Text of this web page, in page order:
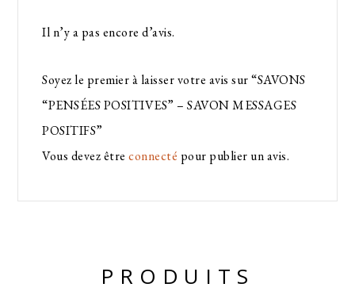
Il n’y a pas encore d’avis.
Soyez le premier à laisser votre avis sur “SAVONS
“PENSÉES POSITIVES” – SAVON MESSAGES
POSITIFS”
Vous devez êtreconnecté pour publier un avis.
PRODUITS